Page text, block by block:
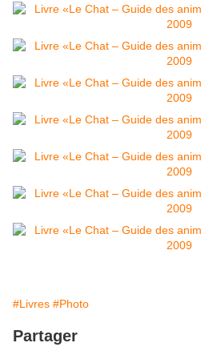
#Livres #Photo
Partager